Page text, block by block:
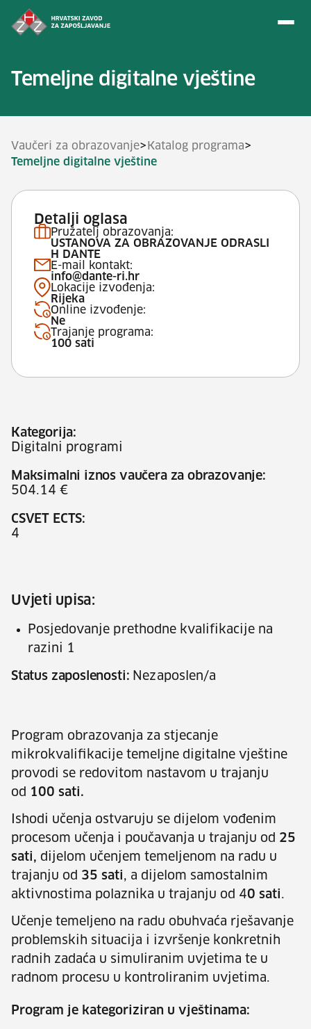
Temeljne digitalne vještine
Vaučeri za obrazovanje> Katalog programa>
Temeljne digitalne vještine
Detalji oglasa
Pružatelj obrazovanja:
USTANOVA ZA OBRAZOVANJE ODRASLI
H DANTE
E-mail kontakt:
info@dante-ri.hr
Lokacije izvođenja:
Rijeka
Online izvođenje:
Ne
Trajanje programa:
100 sati
Kategorija:
Digitalni programi
Maksimalni iznos vaučera za obrazovanje:
504.14 €
CSVET ECTS:
4
Uvjeti upisa:
Posjedovanje prethodne kvalifikacije na
razini 1
Status zaposlenosti: Nezaposlen/a
Program obrazovanja za stjecanje
mikrokvalifikacije temeljne digitalne vještine
provodi se redovitom nastavom u trajanju
od 100 sati.
Ishodi učenja ostvaruju se dijelom vođenim
procesom učenja i poučavanja u trajanju od 25
sati, dijelom učenjem temeljenom na radu u
trajanju od 35 sati, a dijelom samostalnim
aktivnostima polaznika u trajanju od 40 sati.
Učenje temeljeno na radu obuhvaća rješavanje
problemskih situacija i izvršenje konkretnih
radnih zadaća u simuliranim uvjetima te u
radnom procesu u kontroliranim uvjetima.
Program je kategoriziran u vještinama: